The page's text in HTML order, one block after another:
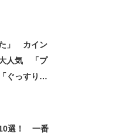
た」 カイン
大人気 「プ
ぐっすり眠
10選！ 一番